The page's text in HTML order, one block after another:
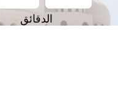
الدقائق